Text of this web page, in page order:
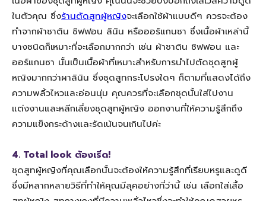
ในตัวคุณ ซึ่งร้านตัดสูทผู้หญิงจะเลือกใช้ผ้าแบบดีๆ ควรจะต้อง
ทำจากผ้าซาติน ชิฟฟอน ลินิน หรือออร์แกนซา ซึ่งเนื้อผ้าเหล่านี้
บางชนิดก็เหมาะที่จะเลือกมากกว่า เช่น ผ้าซาติน ชิฟฟอน และ
ออร์แกนซา นั้นเป็นเนื้อผ้าที่เหมาะสำหรับการนำไปตัดชุดสูทผู้
หญิงมากกว่าผาลินิน ซึ่งชุดสูทกระโปรงใดๆ ก็ตามที่แสดงได้ถึง
ความพลิ้วไหวและอ่อนนุ่ม คุณควรที่จะเลือกชุดนั้นใส่ไปงาน
แต่งงานและหลีกเลี่ยงชุดสูทผู้หญิง ออกงานที่ให้ความรู้สึกถึง
ความแข็งกระด้างและรัดเน้นจนเกินไปค่ะ
4. Total look ต้องเริ่ด!
ชุดสูทผู้หญิงที่คุณเลือกนั้นจะต้องให้ความรู้สึกที่เรียบหรูและดูดี
ซึ่งมีหลากหลายวิธีที่ทำให้คุณมีลุคอย่างที่ว่านี้ เช่น เลือกใส่เสื้อ